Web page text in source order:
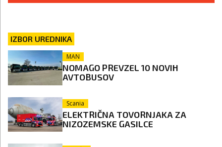
IZBOR UREDNIKA
MAN
NOMAGO PREVZEL 10 NOVIH
AVTOBUSOV
Scania
ELEKTRIČNA TOVORNJAKA ZA
NIZOZEMSKE GASILCE